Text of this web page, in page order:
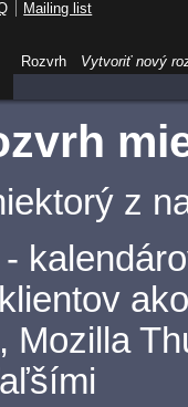
z
-
Mozilla
Rozvrh Vytvoriť nový
Mailing list